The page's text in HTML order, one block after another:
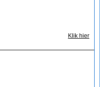
Klik hier